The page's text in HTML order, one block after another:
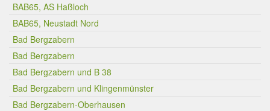
BAB65, AS Haßloch
BAB65, Neustadt Nord
Bad Bergzabern
Bad Bergzabern
Bad Bergzabern und B 38
Bad Bergzabern und Klingenmünster
Bad Bergzabern-Oberhausen